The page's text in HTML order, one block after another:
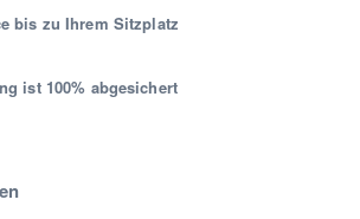
bis zu Ihrem Sitzplatz
ist 100% abgesichert